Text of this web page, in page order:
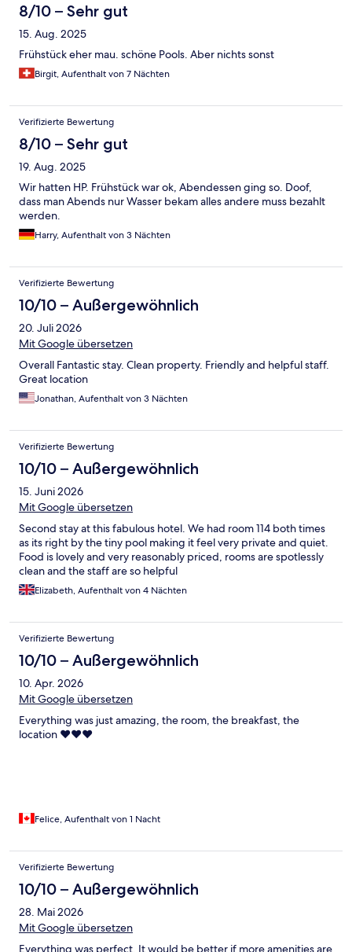
8/10 – Sehr gut
15. Aug. 2025
Frühstück eher mau. schöne Pools. Aber nichts sonst
Birgit, Aufenthalt von 7 Nächten
Verifizierte Bewertung
8/10 – Sehr gut
19. Aug. 2025
Wir hatten HP. Frühstück war ok, Abendessen ging so. Doof,
dass man Abends nur Wasser bekam alles andere muss bezahlt
werden.
Harry, Aufenthalt von 3 Nächten
Verifizierte Bewertung
10/10 – Außergewöhnlich
20. Juli 2026
Mit Google übersetzen
Overall Fantastic stay. Clean property. Friendly and helpful staff.
Great location
Jonathan, Aufenthalt von 3 Nächten
Verifizierte Bewertung
10/10 – Außergewöhnlich
15. Juni 2026
Mit Google übersetzen
Second stay at this fabulous hotel. We had room 114 both times
as its right by the tiny pool making it feel very private and quiet.
Food is lovely and very reasonably priced, rooms are spotlessly
clean and the staff are so helpful
Elizabeth, Aufenthalt von 4 Nächten
Verifizierte Bewertung
10/10 – Außergewöhnlich
10. Apr. 2026
Mit Google übersetzen
Everything was just amazing, the room, the breakfast, the
location ❤️❤️❤️
Felice, Aufenthalt von 1 Nacht
Verifizierte Bewertung
10/10 – Außergewöhnlich
28. Mai 2026
Mit Google übersetzen
Everything was perfect. It would be better if more amenities are